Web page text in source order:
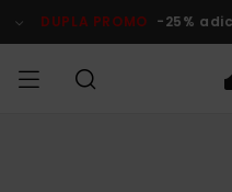
do
DUPLA PROMO -25%